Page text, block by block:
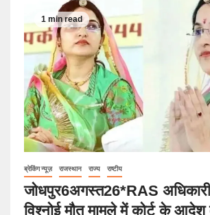
1 min read
ब्रेकिंग न्यूज़ राजस्थान राज्य राष्टीय
जोधपुर6अगस्त26*RAS अधिकारी
विश्नोई मौत मामले में कोर्ट के